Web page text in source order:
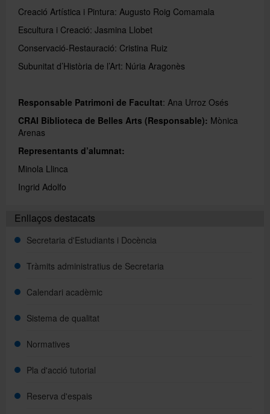
Español
Creació Artística i Pintura: Augusto Roig Comamala
Escultura i Creació: Jasmina Llobet
Conservació-Restauració: Cristina Ruiz
Subunitat d’Història de l’Art: Núria Aragonès
Responsable Patrimoni de Facultat: Ana Urroz Osés
CRAI Biblioteca de Belles Arts (Responsable): Mònica
Arenas
Representants d’alumnat:
Minola Llinca
Ingrid Adolfo
Enllaços destacats
Secretaria d'Estudiants i Docència
Tràmits administratius de Secretaria
Calendari acadèmic
Sistema de qualitat
Normatives
Pla d'acció tutorial
Reserva d'espais